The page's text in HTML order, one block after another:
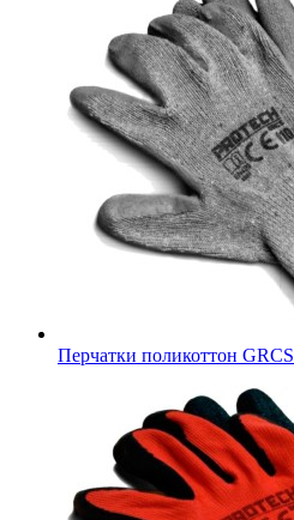
Перчатки поликоттон GRCS